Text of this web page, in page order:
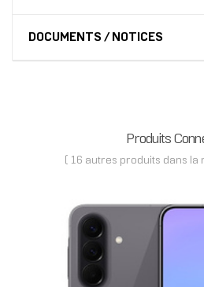
DOCUMENTS / NOTICES
Produits
( 16 autres produits dans la